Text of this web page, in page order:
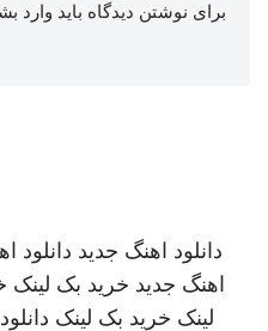
برای نوشتن دیدگاه باید وارد
دانلود اهنگ جدید دانلود
اهنگ جدید خرید بک لینک
لینک خرید بک لینک